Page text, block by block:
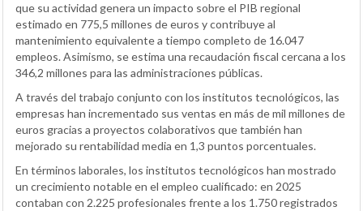
que su actividad genera un impacto sobre el PIB regional
estimado en 775,5 millones de euros y contribuye al
mantenimiento equivalente a tiempo completo de 16.047
empleos. Asimismo, se estima una recaudación fiscal cercana a los
346,2 millones para las administraciones públicas.
A través del trabajo conjunto con los institutos tecnológicos, las
empresas han incrementado sus ventas en más de mil millones de
euros gracias a proyectos colaborativos que también han
mejorado su rentabilidad media en 1,3 puntos porcentuales.
En términos laborales, los institutos tecnológicos han mostrado
un crecimiento notable en el empleo cualificado: en 2025
contaban con 2.225 profesionales frente a los 1.750 registrados